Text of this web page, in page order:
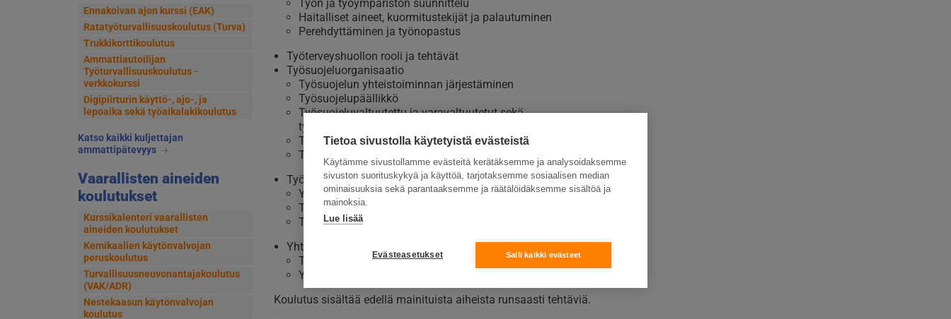
Tietoa sivustolla käytetyistä evästeistä
Käytämme sivustollamme evästeitä kerätäksemme ja analysoidaksemme
sivuston suorituskykyä ja käyttöä, tarjotaksemme sosiaalisen median
ominaisuuksia sekä parantaaksemme ja räätälöidäksemme sisältöä ja
mainoksia.
Lue lisää
Evästeasetukset Salli kaikki evästeet
Ennakoivan ajon kurssi (EAK)
Ratatyöturvallisuuskoulutus (Turva)
Trukkikorttikoulutus
Ammattiautoilijan
Työturvallisuuskoulutus -
verkkokurssi
Digipiirturin käyttö-, ajo-, ja
lepoaika sekä työaikalakikoulutus
Katso kaikki kuljettajan
ammattipätevyys
Vaarallisten aineiden
koulutukset
Kurssikalenteri vaarallisten
aineiden koulutukset
Kemikaalien käytönvalvojan
peruskoulutus
Turvallisuusneuvonantajakoulutus
(VAK/ADR)
Nestekaasun käytönvalvojan
koulutus
Työn ja työympäristön suunnittelu
Haitalliset aineet, kuormitustekijät ja palautuminen
Perehdyttäminen ja työnopastus
Työterveyshuollon rooli ja tehtävät
Työsuojeluorganisaatio
Työsuojelun yhteistoiminnan järjestäminen
Työsuojelupäällikkö
Työsuojeluvaltuutettu ja varavaltuutetut sekä
työsuojeluasiamiehet
Työsuojelutoimikunta
Työsuojeluvaalit ja niiden järjestäminen
Työsuojelun yhteistoiminta
Yhteistoiminnassa käsiteltävät asiat
Työsuojeluasioiden käsittely organisaatiossa
Työsuojelun suunnittelu ja viestintä
Yhteisen työpaikan käytännöt
Työsuojelu yhteisellä työpaikalla
Yhteistoiminta yhteisellä työpaikalla
Koulutus sisältää edellä mainituista aiheista runsaasti tehtäviä.